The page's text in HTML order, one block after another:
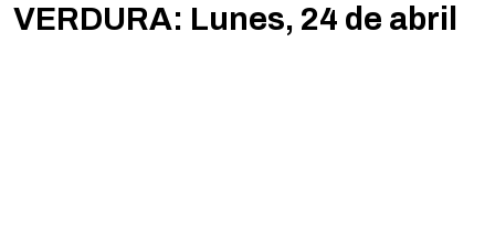
VERDURA: Lunes, 24 de abril